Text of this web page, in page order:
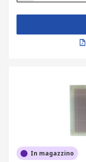
In magazzino